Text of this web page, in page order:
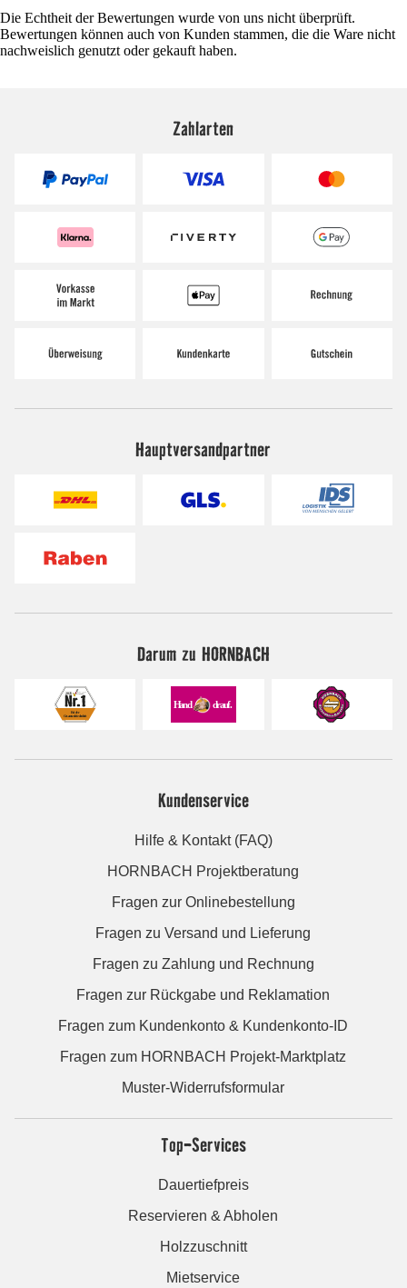
Die Echtheit der Bewertungen wurde von uns nicht überprüft.
Bewertungen können auch von Kunden stammen, die die Ware nicht
nachweislich genutzt oder gekauft haben.
Zahlarten
Hauptversandpartner
Darum zu HORNBACH
Kundenservice
Hilfe & Kontakt (FAQ)
HORNBACH Projektberatung
Fragen zur Onlinebestellung
Fragen zu Versand und Lieferung
Fragen zu Zahlung und Rechnung
Fragen zur Rückgabe und Reklamation
Fragen zum Kundenkonto & Kundenkonto-ID
Fragen zum HORNBACH Projekt-Marktplatz
Muster-Widerrufsformular
Top-Services
Dauertiefpreis
Reservieren & Abholen
Holzzuschnitt
Mietservice